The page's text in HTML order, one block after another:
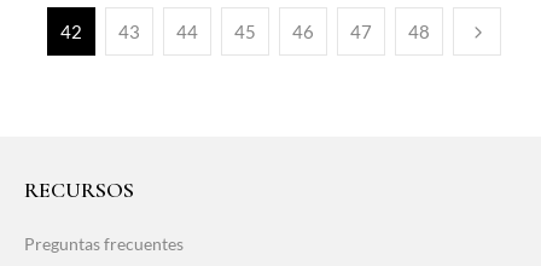
42 43 44 45 46 47 48
RECURSOS
Preguntas frecuentes